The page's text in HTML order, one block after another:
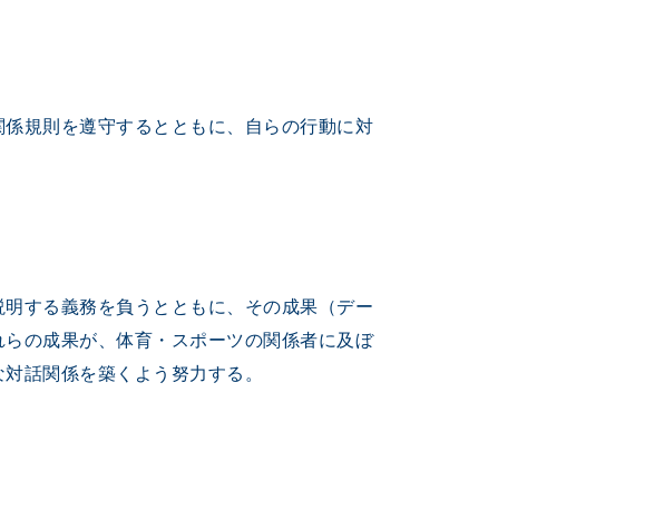
規則を遵守するとともに、自らの行動に対
する義務を負うとともに、その成果（デー
の成果が、体育・スポーツの関係者に及ぼ
話関係を築くよう努力する。